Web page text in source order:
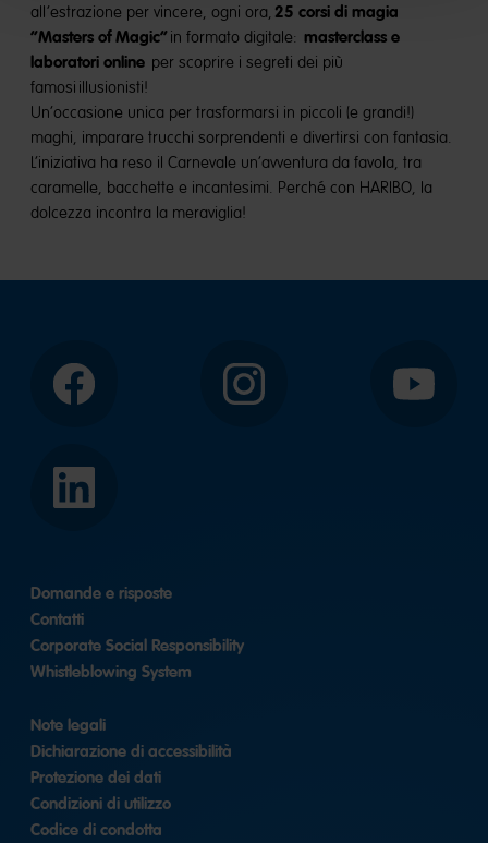
all’estrazione per vincere, ogni ora, 25 corsi di magia
“Masters of Magic” in formato digitale: masterclass e
laboratori online per scoprire i segreti dei più
famosi illusionisti!
Un’occasione unica per trasformarsi in piccoli (e grandi!)
maghi, imparare trucchi sorprendenti e divertirsi con fantasia.
L’iniziativa ha reso il Carnevale un’avventura da favola, tra
caramelle, bacchette e incantesimi. Perché con HARIBO, la
dolcezza incontra la meraviglia!
Facebook Instagram YouTube
LinkedIn
Domande e risposte
Contatti
Corporate Social Responsibility
Whistleblowing System
Note legali
Dichiarazione di accessibilità
Protezione dei dati
Condizioni di utilizzo
Codice di condotta